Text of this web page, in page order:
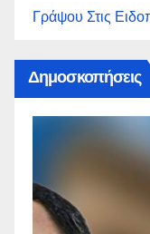
Γράψου Στις
Δημοσκοπήσεις